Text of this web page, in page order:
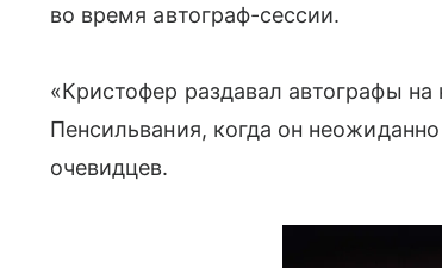
во время автограф-сессии.
«Кристофер раздавал автографы
Пенсильвания, когда он
очевидцев.